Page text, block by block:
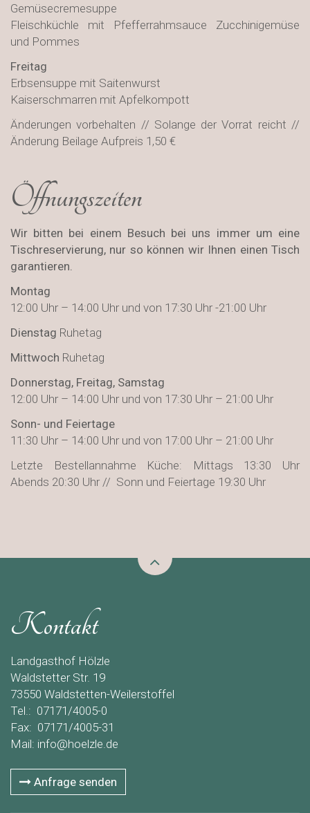
Gemüsecremesuppe
Fleischküchle mit Pfefferrahmsauce Zucchinigemüse
und Pommes
Freitag
Erbsensuppe mit Saitenwurst
Kaiserschmarren mit Apfelkompott
Änderungen vorbehalten // Solange der Vorrat reicht //
Änderung Beilage Aufpreis 1,50 €
Öffnungszeiten
Wir bitten bei einem Besuch bei uns immer um eine
Tischreservierung, nur so können wir Ihnen einen Tisch
garantieren.
Montag
12:00 Uhr – 14:00 Uhr und von 17:30 Uhr -21:00 Uhr
Dienstag Ruhetag
Mittwoch Ruhetag
Donnerstag, Freitag, Samstag
12:00 Uhr – 14:00 Uhr und von 17:30 Uhr – 21:00 Uhr
Sonn- und Feiertage
11:30 Uhr – 14:00 Uhr und von 17:00 Uhr – 21:00 Uhr
Letzte Bestellannahme Küche: Mittags 13:30 Uhr
Abends 20:30 Uhr // Sonn und Feiertage 19:30 Uhr
Kontakt
Landgasthof Hölzle
Waldstetter Str. 19
73550 Waldstetten-Weilerstoffel
Tel.: 07171/4005-0
Fax: 07171/4005-31
Mail: info@hoelzle.de
Anfrage senden